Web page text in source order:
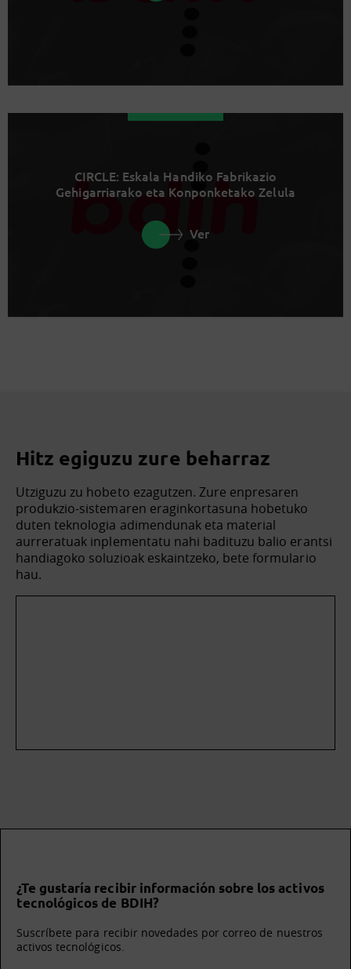
CIRCLE: Eskala Handiko Fabrikazio
Gehigarriarako eta Konponketako Zelula
Ver
Hitz egiguzu zure beharraz
Utziguzu zu hobeto ezagutzen. Zure enpresaren
produkzio-sistemaren eraginkortasuna hobetuko
duten teknologia adimendunak eta material
aurreratuak inplementatu nahi badituzu balio erantsi
handiagoko soluzioak eskaintzeko, bete formulario
hau.
¿Te gustaría recibir información sobre los activos
tecnológicos de BDIH?
Suscríbete para recibir novedades por correo de nuestros
activos tecnológicos.